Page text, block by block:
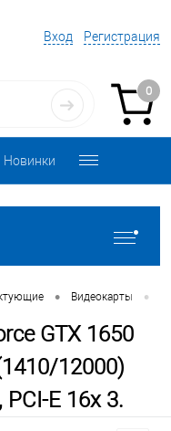
Вход Регистрация
0
Новинки
• Видеокарты •
GTX 1650
12000)
E 16x 3.